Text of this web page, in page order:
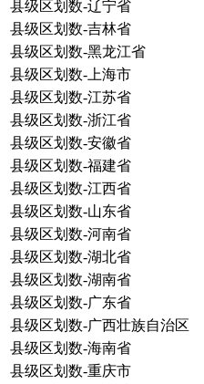
县级区划数-辽宁省
县级区划数-吉林省
县级区划数-黑龙江省
县级区划数-上海市
县级区划数-江苏省
县级区划数-浙江省
县级区划数-安徽省
县级区划数-福建省
县级区划数-江西省
县级区划数-山东省
县级区划数-河南省
县级区划数-湖北省
县级区划数-湖南省
县级区划数-广东省
县级区划数-广西壮族自治区
县级区划数-海南省
县级区划数-重庆市